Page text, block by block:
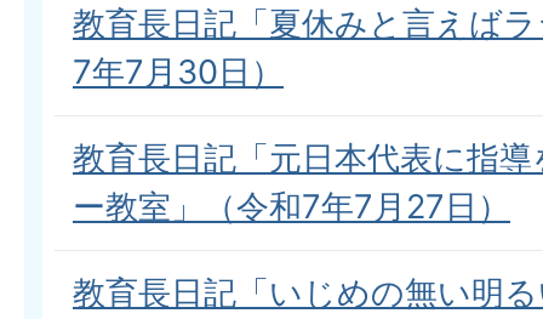
教育長日記「夏休みと言えば
7年7月30日）
教育長日記「元日本代表に指
ー教室」（令和7年7月27日）
教育長日記「いじめの無い明